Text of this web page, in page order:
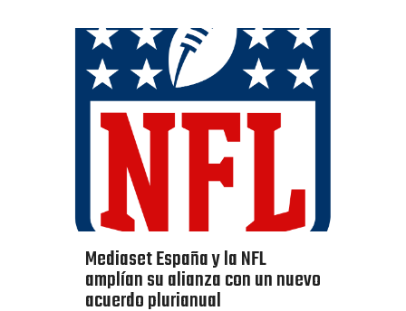
Mediaset España y la NFL
amplían su alianza con un nuevo
acuerdo plurianual